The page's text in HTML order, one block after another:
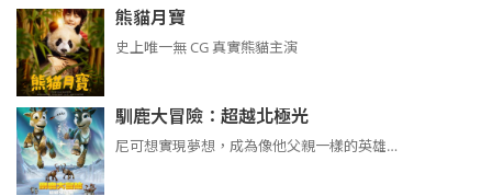
熊貓月寶
史上唯一無 CG 真實熊貓主演
馴鹿大冒險：超越北極光
尼可想實現夢想，成為像他父親一樣的英雄…